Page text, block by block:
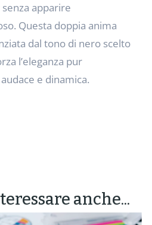
apparire
Questa doppia anima
dal tono di nero scelto
l’eleganza pur
e dinamica.
anche...